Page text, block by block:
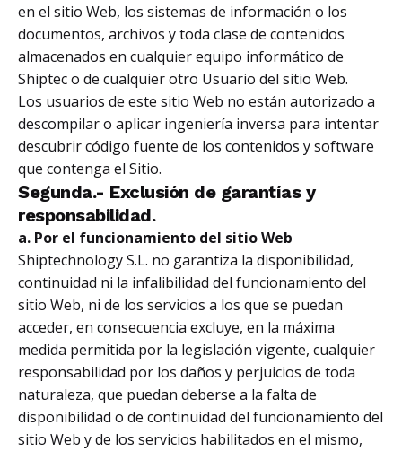
en el sitio Web, los sistemas de información o los
documentos, archivos y toda clase de contenidos
almacenados en cualquier equipo informático de
Shiptec o de cualquier otro Usuario del sitio Web.
Los usuarios de este sitio Web no están autorizado a
descompilar o aplicar ingeniería inversa para intentar
descubrir código fuente de los contenidos y software
que contenga el Sitio.
Segunda.- Exclusión de garantías y
responsabilidad.
a. Por el funcionamiento del sitio Web
Shiptechnology S.L. no garantiza la disponibilidad,
continuidad ni la infalibilidad del funcionamiento del
sitio Web, ni de los servicios a los que se puedan
acceder, en consecuencia excluye, en la máxima
medida permitida por la legislación vigente, cualquier
responsabilidad por los daños y perjuicios de toda
naturaleza, que puedan deberse a la falta de
disponibilidad o de continuidad del funcionamiento del
sitio Web y de los servicios habilitados en el mismo,